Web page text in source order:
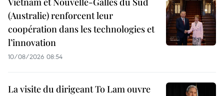
(Australie) renforcent leur
coopération dans les technologies et
l’innovation
10/08/2026 08:54
La visite du dirigeant To Lam ouvre